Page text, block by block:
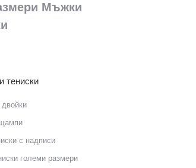
Мъжки
тениски
двойки
с надписи
големи размери